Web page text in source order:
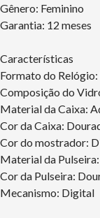
Gênero: Feminino
Garantia: 12 meses
Características
Formato do
Composição do
Material da Caixa:
Cor da Caixa:
Cor do mostrador:
Material da
Cor da Pulseira:
Mecanismo: Digital